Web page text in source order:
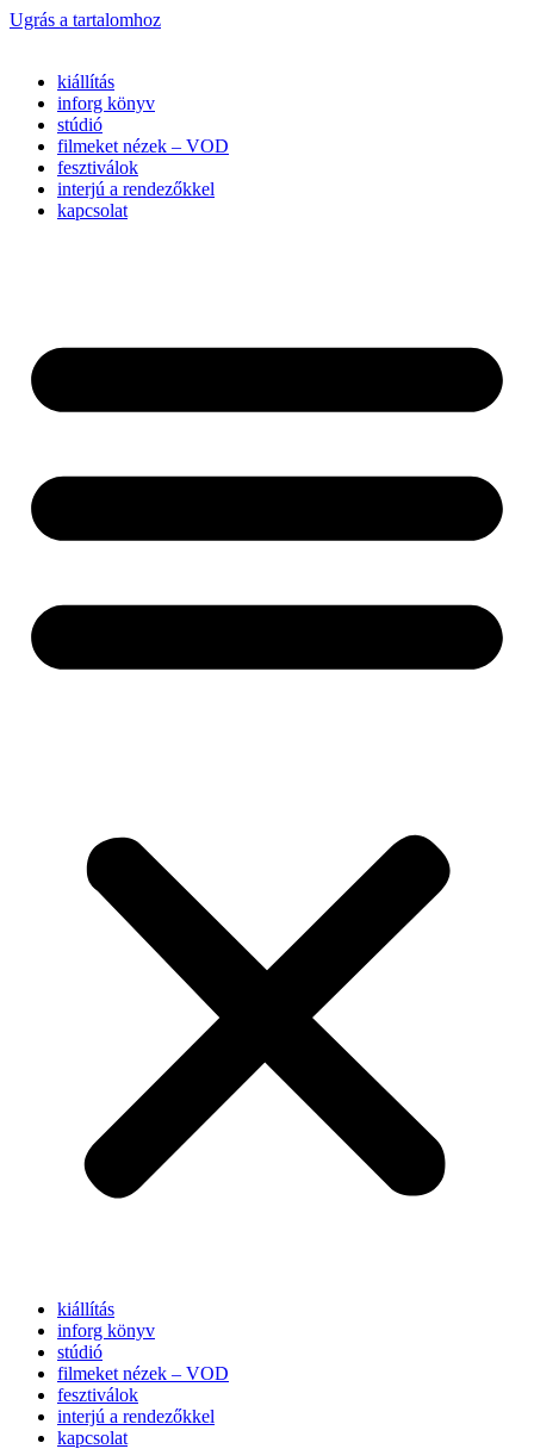
Ugrás a tartalomhoz
kiállítás
inforg könyv
stúdió
filmeket nézek – VOD
fesztiválok
interjú a rendezőkkel
kapcsolat
kiállítás
inforg könyv
stúdió
filmeket nézek – VOD
fesztiválok
interjú a rendezőkkel
kapcsolat